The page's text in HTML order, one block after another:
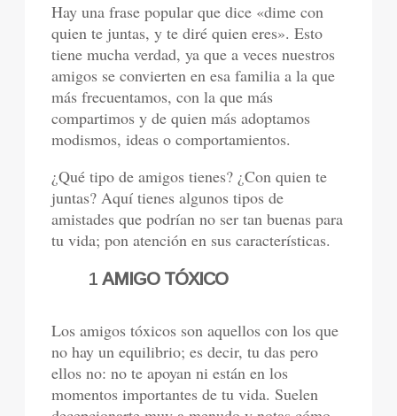
Hay una frase popular que dice «dime con
quien te juntas, y te diré quien eres». Esto
tiene mucha verdad, ya que a veces nuestros
amigos se convierten en esa familia a la que
más frecuentamos, con la que más
compartimos y de quien más adoptamos
modismos, ideas o comportamientos.
¿Qué tipo de amigos tienes? ¿Con quien te
juntas? Aquí tienes algunos tipos de
amistades que podrían no ser tan buenas para
tu vida; pon atención en sus características.
1AMIGO TÓXICO
Los amigos tóxicos son aquellos con los que
no hay un equilibrio; es decir, tu das pero
ellos no: no te apoyan ni están en los
momentos importantes de tu vida. Suelen